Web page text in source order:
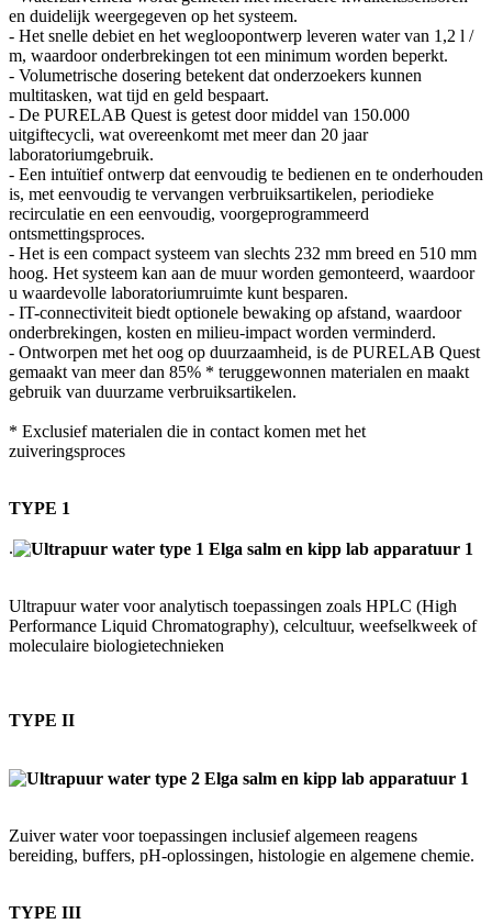
en duidelijk weergegeven op het systeem.
- Het snelle debiet en het wegloopontwerp leveren water van 1,2 l /
m, waardoor onderbrekingen tot een minimum worden beperkt.
- Volumetrische dosering betekent dat onderzoekers kunnen
multitasken, wat tijd en geld bespaart.
- De PURELAB Quest is getest door middel van 150.000
uitgiftecycli, wat overeenkomt met meer dan 20 jaar
laboratoriumgebruik.
- Een intuïtief ontwerp dat eenvoudig te bedienen en te onderhouden
is, met eenvoudig te vervangen verbruiksartikelen, periodieke
recirculatie en een eenvoudig, voorgeprogrammeerd
ontsmettingsproces.
- Het is een compact systeem van slechts 232 mm breed en 510 mm
hoog. Het systeem kan aan de muur worden gemonteerd, waardoor
u waardevolle laboratoriumruimte kunt besparen.
- IT-connectiviteit biedt optionele bewaking op afstand, waardoor
onderbrekingen, kosten en milieu-impact worden verminderd.
- Ontworpen met het oog op duurzaamheid, is de PURELAB Quest
gemaakt van meer dan 85% * teruggewonnen materialen en maakt
gebruik van duurzame verbruiksartikelen.
* Exclusief materialen die in contact komen met het
zuiveringsproces
TYPE 1
.
Ultrapuur water voor analytisch toepassingen zoals HPLC (High
Performance Liquid Chromatography), celcultuur, weefselkweek of
moleculaire biologietechnieken
TYPE II
Zuiver water voor toepassingen inclusief algemeen reagens
bereiding, buffers, pH-oplossingen, histologie en algemene chemie.
TYPE III